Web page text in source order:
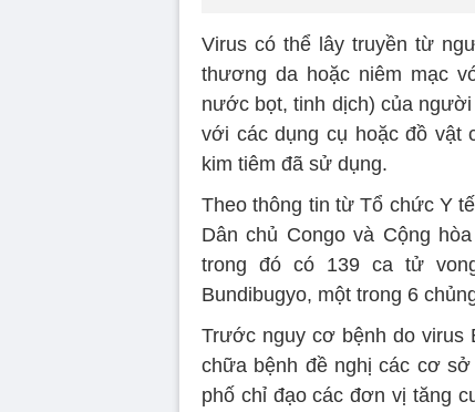
Virus có thể lây truyền từ
thương da hoặc niêm mạc
nước bọt, tinh dịch) của
với các dụng cụ hoặc đồ vật
kim tiêm đã sử dụng.
Theo thông tin từ Tổ chức Y
Dân chủ Congo và Cộng
trong đó có 139 ca tử
Bundibugyo, một trong 6
Trước nguy cơ bệnh do virus
chữa bệnh đề nghị các cơ
phố chỉ đạo các đơn vị tăng